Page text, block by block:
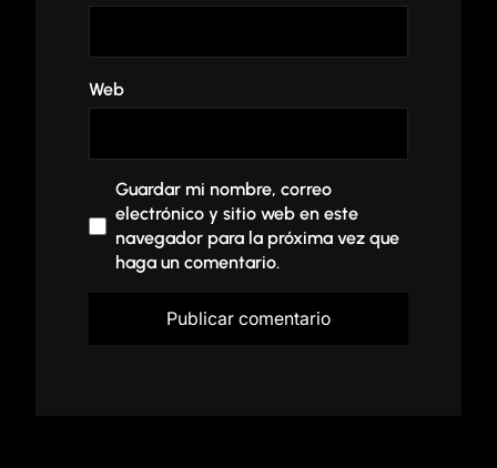
Web
Guardar mi nombre, correo
electrónico y sitio web en este
navegador para la próxima vez que
haga un comentario.